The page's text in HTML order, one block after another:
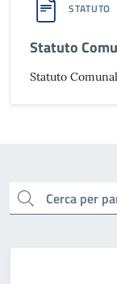
STATUTO
Statuto
Statuto
cerca